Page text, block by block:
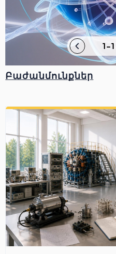
1-1
Բաժանմունքներ